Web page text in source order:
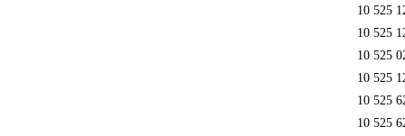
10 525
10 525
10 525
10 525
10 525
10 525